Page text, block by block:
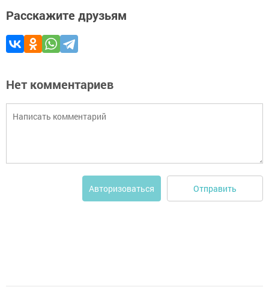
Расскажите друзьям
Нет комментариев
Авторизоваться Отправить